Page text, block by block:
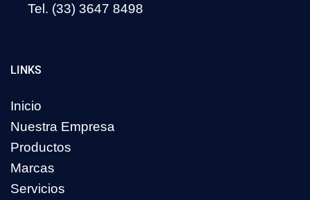
Tel. (33) 3647 8498
LINKS
Inicio
Nuestra Empresa
Productos
Marcas
Servicios